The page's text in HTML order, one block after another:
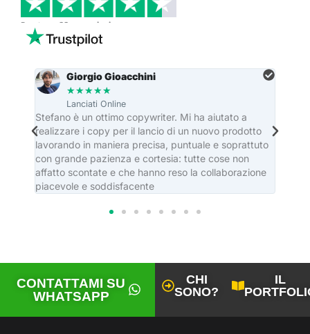
Basato su 33 recensioni
Giorgio Gioacchini
★★★★★
Lanciati Online
Stefano è un ottimo copywriter. Mi ha aiutato a
realizzare i copy per il lancio di un nuovo prodotto
lavorando in maniera precisa, puntuale e soprattuto
con grande pazienza e cortesia: tutte cose non
affatto scontate e che hanno reso la collaborazione
piacevole e soddisfacente
CONTATTAMI SU
WHATSAPP
CHI
SONO?
IL